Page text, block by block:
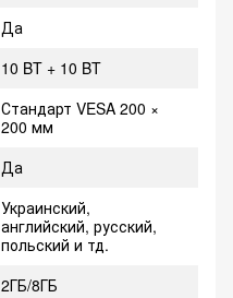
Да
10 BT + 10 BT
Стандарт VESA 200 ×
200 мм
Да
Украинский,
английский, русский,
польский и тд.
2ГБ/8ГБ